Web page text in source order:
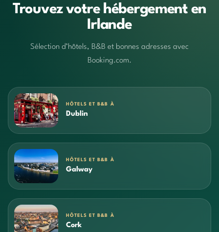
Trouvez votre hébergement en
Irlande
Sélection d’hôtels, B&B et bonnes adresses avec
Booking.com.
HÔTELS ET B&B À
Dublin
HÔTELS ET B&B À
Galway
HÔTELS ET B&B À
Cork